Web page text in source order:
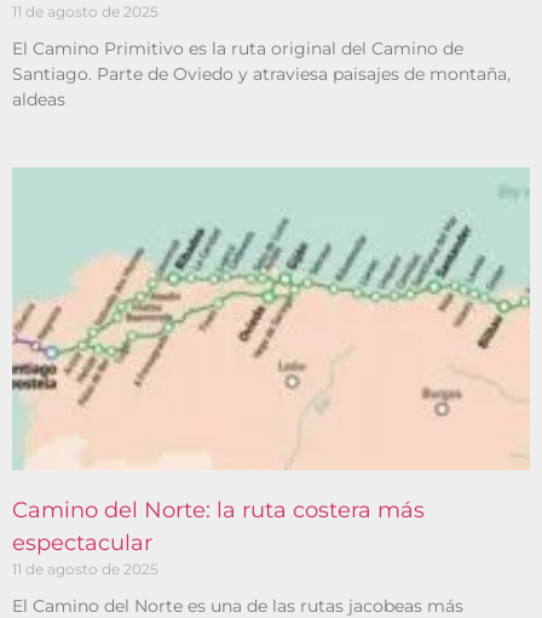
11 de agosto de 2025
El Camino Primitivo es la ruta original del Camino de
Santiago. Parte de Oviedo y atraviesa paisajes de montaña,
aldeas
Camino del Norte: la ruta costera más
espectacular
11 de agosto de 2025
El Camino del Norte es una de las rutas jacobeas más